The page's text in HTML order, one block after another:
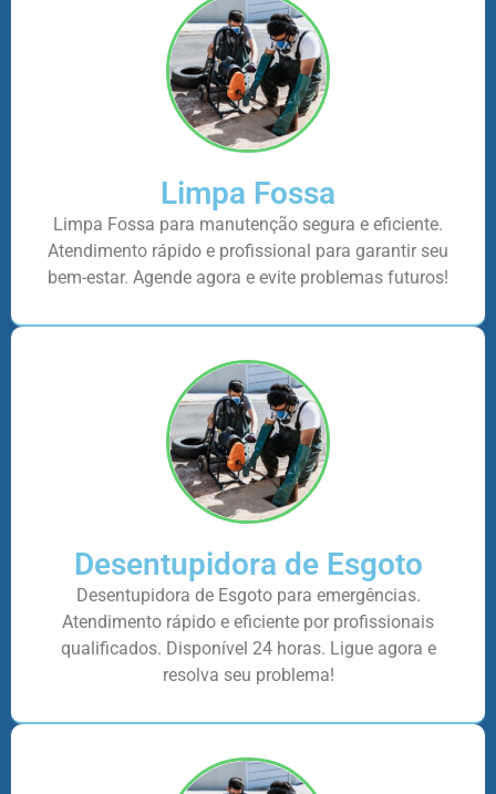
Limpa Fossa
Limpa Fossa para manutenção segura e eficiente.
Atendimento rápido e profissional para garantir seu
bem-estar. Agende agora e evite problemas futuros!
Desentupidora de Esgoto
Desentupidora de Esgoto para emergências.
Atendimento rápido e eficiente por profissionais
qualificados. Disponível 24 horas. Ligue agora e
resolva seu problema!